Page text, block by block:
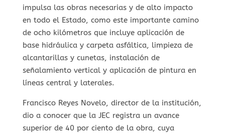
impulsa las obras necesarias y de alto impacto
en todo el Estado, como este importante camino
de ocho kilómetros que incluye aplicación de
base hidráulica y carpeta asfáltica, limpieza de
alcantarillas y cunetas, instalación de
señalamiento vertical y aplicación de pintura en
líneas central y laterales.
Francisco Reyes Novelo, director de la institución,
dio a conocer que la JEC registra un avance
superior de 40 por ciento de la obra, cuya